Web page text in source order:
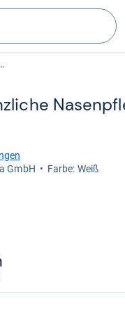
GmbH
Farbe: Weiß